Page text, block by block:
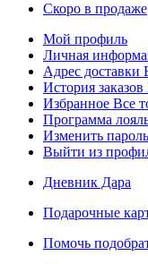
Скоро в продаже
Мой профиль
Личная
Адрес доставки
История заказов
Избранное Все
Программа
Изменить пароль
Выйти из
Дневник Дара
Подарочные
Помочь